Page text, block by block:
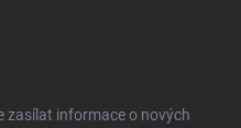
zasílat informace o nových